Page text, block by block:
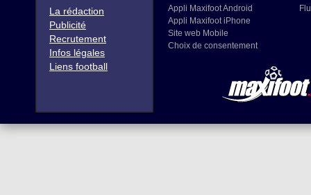
La rédaction
Publicité
Recrutement
Infos légales
Liens football
Appli Maxifoot Android
Appli Maxifoot iPhone
Site web Mobile
Choix de consentement